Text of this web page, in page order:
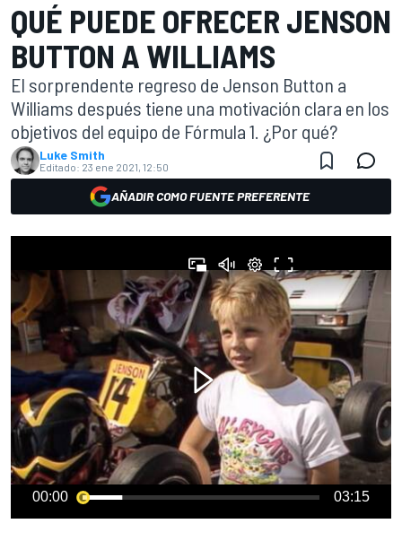
QUÉ PUEDE OFRECER JENSON
BUTTON A WILLIAMS
El sorprendente regreso de Jenson Button a
Williams después tiene una motivación clara en los
objetivos del equipo de Fórmula 1. ¿Por qué?
Luke Smith
Editado: 23 ene 2021, 12:50
AÑADIR COMO FUENTE PREFERENTE
00:00 03:15